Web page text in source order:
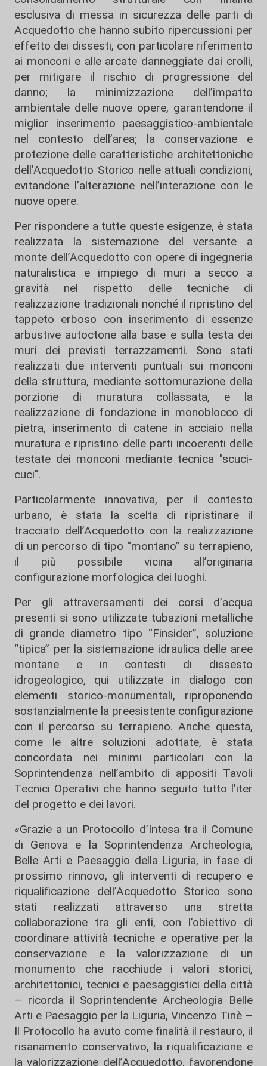
esclusiva di messa in sicurezza delle parti di
Acquedotto che hanno subito ripercussioni per
effetto dei dissesti, con particolare riferimento
ai monconi e alle arcate danneggiate dai crolli,
per mitigare il rischio di progressione del
danno; la minimizzazione dell’impatto
ambientale delle nuove opere, garantendone il
miglior inserimento paesaggistico-ambientale
nel contesto dell’area; la conservazione e
protezione delle caratteristiche architettoniche
dell’Acquedotto Storico nelle attuali condizioni,
evitandone l’alterazione nell’interazione con le
nuove opere.
Per rispondere a tutte queste esigenze, è stata
realizzata la sistemazione del versante a
monte dell’Acquedotto con opere di ingegneria
naturalistica e impiego di muri a secco a
gravità nel rispetto delle tecniche di
realizzazione tradizionali nonché il ripristino del
tappeto erboso con inserimento di essenze
arbustive autoctone alla base e sulla testa dei
muri dei previsti terrazzamenti. Sono stati
realizzati due interventi puntuali sui monconi
della struttura, mediante sottomurazione della
porzione di muratura collassata, e la
realizzazione di fondazione in monoblocco di
pietra, inserimento di catene in acciaio nella
muratura e ripristino delle parti incoerenti delle
testate dei monconi mediante tecnica "scuci-
cuci".
Particolarmente innovativa, per il contesto
urbano, è stata la scelta di ripristinare il
tracciato dell’Acquedotto con la realizzazione
di un percorso di tipo “montano” su terrapieno,
il più possibile vicina all’originaria
configurazione morfologica dei luoghi.
Per gli attraversamenti dei corsi d’acqua
presenti si sono utilizzate tubazioni metalliche
di grande diametro tipo “Finsider”, soluzione
“tipica” per la sistemazione idraulica delle aree
montane e in contesti di dissesto
idrogeologico, qui utilizzate in dialogo con
elementi storico-monumentali, riproponendo
sostanzialmente la preesistente configurazione
con il percorso su terrapieno. Anche questa,
come le altre soluzioni adottate, è stata
concordata nei minimi particolari con la
Soprintendenza nell’ambito di appositi Tavoli
Tecnici Operativi che hanno seguito tutto l’iter
del progetto e dei lavori.
«Grazie a un Protocollo d’Intesa tra il Comune
di Genova e la Soprintendenza Archeologia,
Belle Arti e Paesaggio della Liguria, in fase di
prossimo rinnovo, gli interventi di recupero e
riqualificazione dell’Acquedotto Storico sono
stati realizzati attraverso una stretta
collaborazione tra gli enti, con l’obiettivo di
coordinare attività tecniche e operative per la
conservazione e la valorizzazione di un
monumento che racchiude i valori storici,
architettonici, tecnici e paesaggistici della città
– ricorda il Soprintendente Archeologia Belle
Arti e Paesaggio per la Liguria, Vincenzo Tinè –
Il Protocollo ha avuto come finalità il restauro, il
risanamento conservativo, la riqualificazione e
la valorizzazione dell’Acquedotto, favorendone